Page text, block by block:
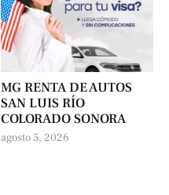
MG RENTA DE AUTOS
SAN LUIS RÍO
COLORADO SONORA
agosto 5, 2026